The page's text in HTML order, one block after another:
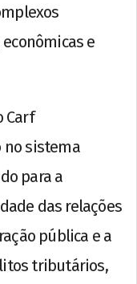
e
Carf
no sistema
para a
das relações
pública e a
tributários,